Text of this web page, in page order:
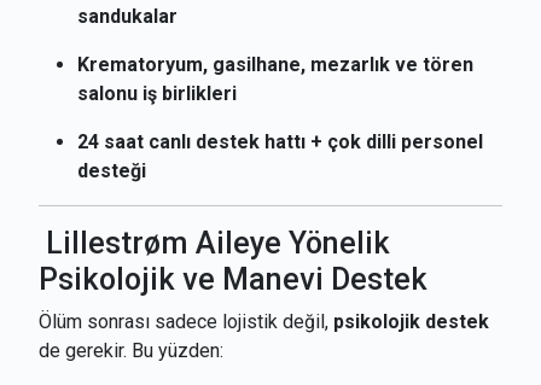
sandukalar
Krematoryum, gasilhane, mezarlık ve tören
salonu iş birlikleri
24 saat canlı destek hattı + çok dilli personel
desteği
Lillestrøm Aileye Yönelik
Psikolojik ve Manevi Destek
Ölüm sonrası sadece lojistik değil, psikolojik destek
de gerekir. Bu yüzden: